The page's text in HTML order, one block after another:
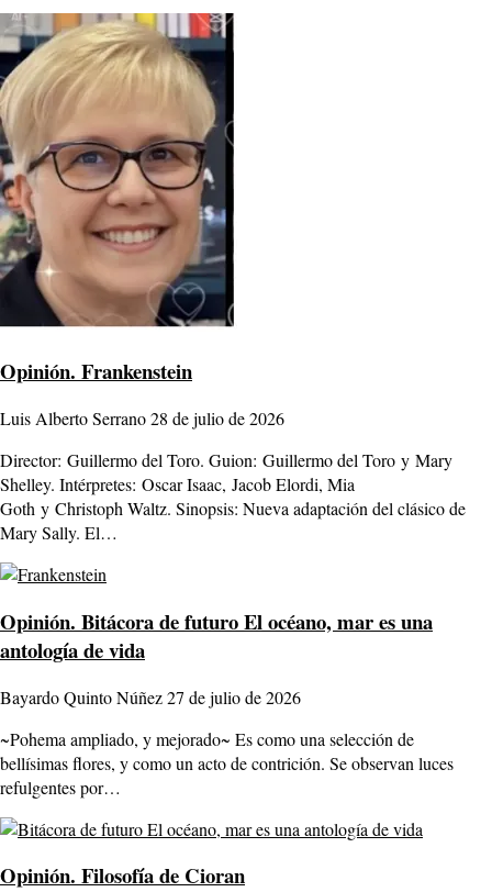
Opinión. Frankenstein
Luis Alberto Serrano28 de julio de 2026
Director: Guillermo del Toro. Guion: Guillermo del Toro y Mary
Shelley. Intérpretes: Oscar Isaac, Jacob Elordi, Mia
Goth y Christoph Waltz. Sinopsis: Nueva adaptación del clásico de
Mary Sally. El…
Opinión. Bitácora de futuro El océano, mar es una
antología de vida
Bayardo Quinto Núñez27 de julio de 2026
~Pohema ampliado, y mejorado~ Es como una selección de
bellísimas flores, y como un acto de contrición. Se observan luces
refulgentes por…
Opinión. Filosofía de Cioran